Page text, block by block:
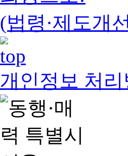
(법령·제도개
개인정보 처리